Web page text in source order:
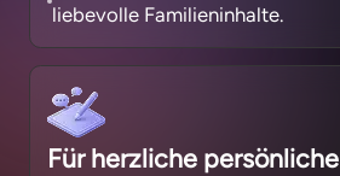
liebevolle Familieninhalte.
Für herzliche persönliche